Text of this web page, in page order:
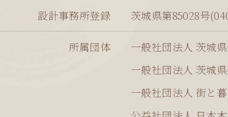
設計事務所登録 茨城県第85028号
所属団体
一般社団法人 茨城
一般社団法人 茨城
一般社団法人 街と